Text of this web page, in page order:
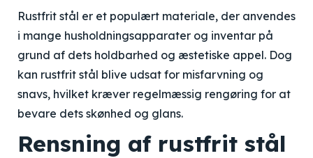
Rustfrit stål er et populært materiale, der anvendes
i mange husholdningsapparater og inventar på
grund af dets holdbarhed og æstetiske appel. Dog
kan rustfrit stål blive udsat for misfarvning og
snavs, hvilket kræver regelmæssig rengøring for at
bevare dets skønhed og glans.
Rensning af rustfrit stål